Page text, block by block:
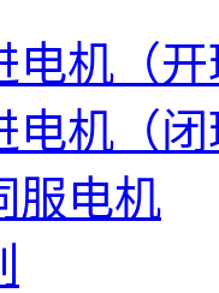
电机（
电机（
服电机